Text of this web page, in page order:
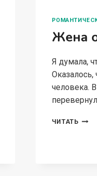
Жена
Я думала,
Оказалось,
человека.
ЧИТАТЬ ЖЕНА